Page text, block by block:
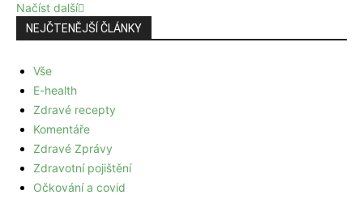
Načíst další
NEJČTENĚJŠÍ ČLÁNKY
Vše
E-health
Zdravé recepty
Komentáře
Zdravé Zprávy
Zdravotní pojištění
Očkování a covid